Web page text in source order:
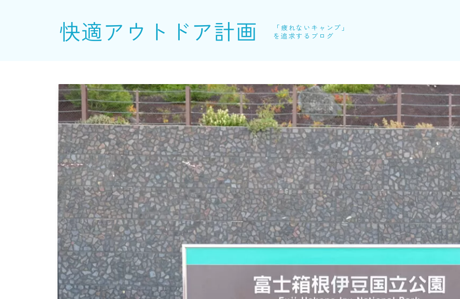
快適アウトドア計画
「疲れないキャンプ」
を追求するブログ